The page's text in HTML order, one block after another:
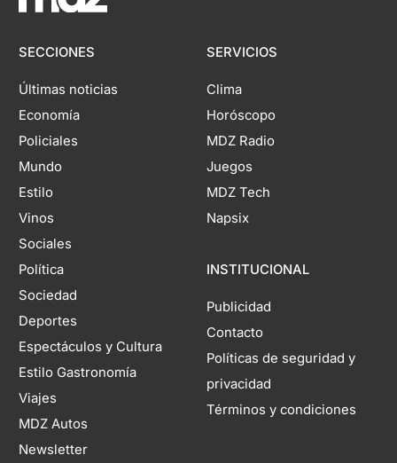
SECCIONES
Últimas noticias
Economía
Policiales
Mundo
Estilo
Vinos
Sociales
Política
Sociedad
Deportes
Espectáculos y Cultura
Estilo Gastronomía
Viajes
MDZ Autos
Newsletter
SERVICIOS
Clima
Horóscopo
MDZ Radio
Juegos
MDZ Tech
Napsix
INSTITUCIONAL
Publicidad
Contacto
Políticas de seguridad y
privacidad
Términos y condiciones